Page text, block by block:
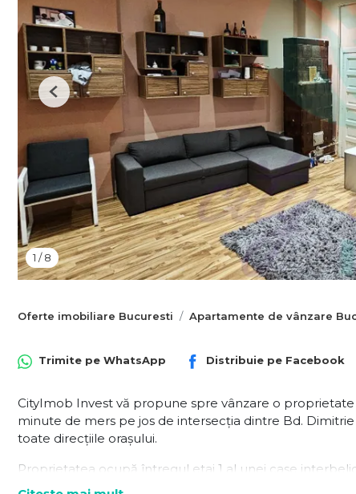
1 /8
Previous
Oferte imobiliare Bucuresti Apartamente de vânzare
Trimite pe WhatsApp Distribuie pe Facebook
CityImob Invest vă propune spre vânzare o
minute de mers pe jos de intersecția dintre Bd.
toate direcțiile orașului.
Proprietatea ocupă întregul etaj 1 al unei case
de 7 mp și 3 mp. Suprafața generoasă, camerele